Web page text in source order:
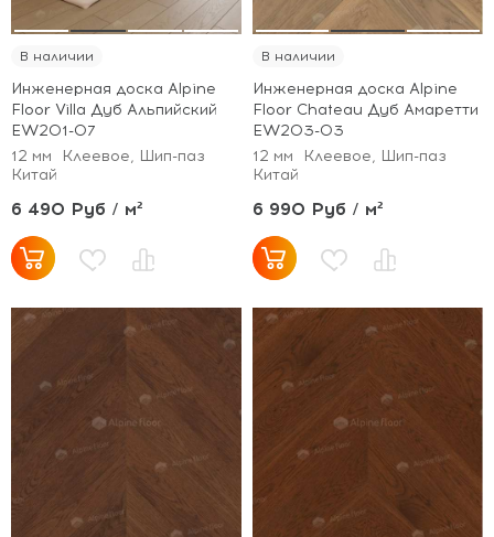
В наличии
Инженерная доска Alpine
Floor Villa Дуб Альпийский
EW201-07
12 мм
Клеевое, Шип-паз
Китай
6 490 Руб / м²
В наличии
Инженерная доска Alpine
Floor Chateau Дуб Амаретти
EW203-03
12 мм
Клеевое, Шип-паз
Китай
6 990 Руб / м²